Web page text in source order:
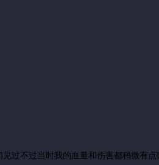
过不过当时我的血量和伤害都稍微有点